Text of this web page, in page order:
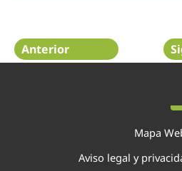
Anterior
Mapa
Aviso legal y